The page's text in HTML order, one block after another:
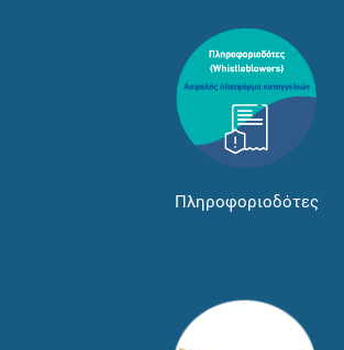
Πληροφοριοδότες